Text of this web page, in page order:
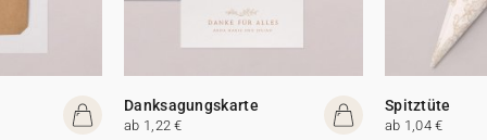
Danksagungskarte
ab 1,22 €
Spitztüte
ab 1,04 €